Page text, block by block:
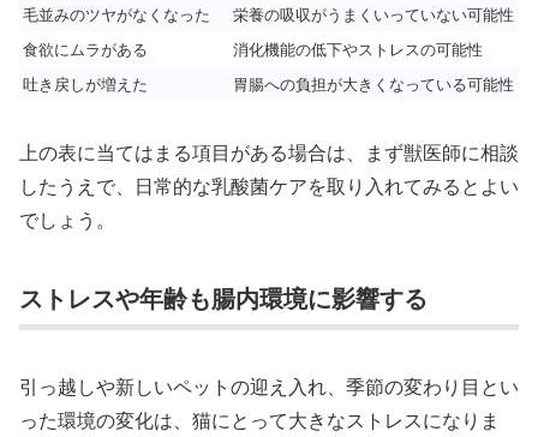
毛並みのツヤがなくなった
栄養の吸収がうまくいっていない可能性
食欲にムラがある
消化機能の低下やストレスの可能性
吐き戻しが増えた
胃腸への負担が大きくなっている可能性
上の表に当てはまる項目がある場合は、まず獣医師に相談
したうえで、日常的な乳酸菌ケアを取り入れてみるとよい
でしょう。
ストレスや年齢も腸内環境に影響する
引っ越しや新しいペットの迎え入れ、季節の変わり目とい
った環境の変化は、猫にとって大きなストレスになりま